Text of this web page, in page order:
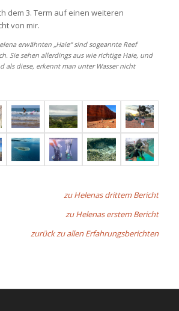
dem 3. Term auf einen weiteren
von mir.
erwähnten „Haie“ sind sogeannte Reef
Sie sehen allerdings aus wie richtige Haie, und
als diese, erkennt man unter Wasser nicht
zu Helenas drittem Bericht
zu Helenas erstem Bericht
zurück zu allen Erfahrungsberichten